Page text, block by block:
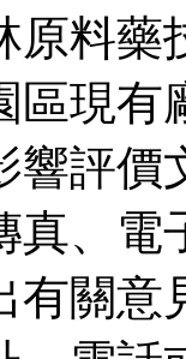
原料藥
區現
響評價
真、電
有關意